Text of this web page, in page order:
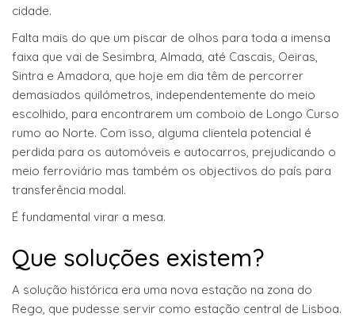
cidade.
Falta mais do que um piscar de olhos para toda a imensa
faixa que vai de Sesimbra, Almada, até Cascais, Oeiras,
Sintra e Amadora, que hoje em dia têm de percorrer
demasiados quilómetros, independentemente do meio
escolhido, para encontrarem um comboio de Longo Curso
rumo ao Norte. Com isso, alguma clientela potencial é
perdida para os automóveis e autocarros, prejudicando o
meio ferroviário mas também os objectivos do país para
transferência modal.
É fundamental virar a mesa.
Que soluções existem?
A solução histórica era uma nova estação na zona do
Rego, que pudesse servir como estação central de Lisboa.